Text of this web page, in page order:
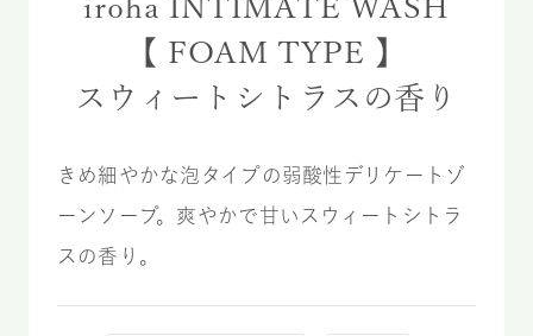
iroha INTIMATE WASH
【 FOAM TYPE 】
スウィート シトラスの香り
きめ細やかな泡タイプの弱酸性デリケートゾ
ーンソープ。爽やかで甘いスウィートシトラ
スの香り。